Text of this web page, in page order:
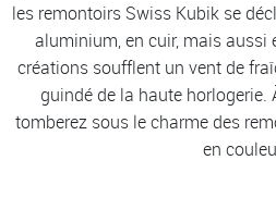
les remontoirs Swiss Kubik se
aluminium, en cuir, mais aussi
créations soufflent un vent de
guindé de la haute horlogerie.
tomberez sous le charme des
en